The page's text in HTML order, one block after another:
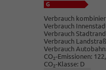
Verbrauch
Verbrauch
Verbrauch
Verbrauch
Verbrauch Autobahn:
CO2-Emissionen:
CO2-Klasse: D